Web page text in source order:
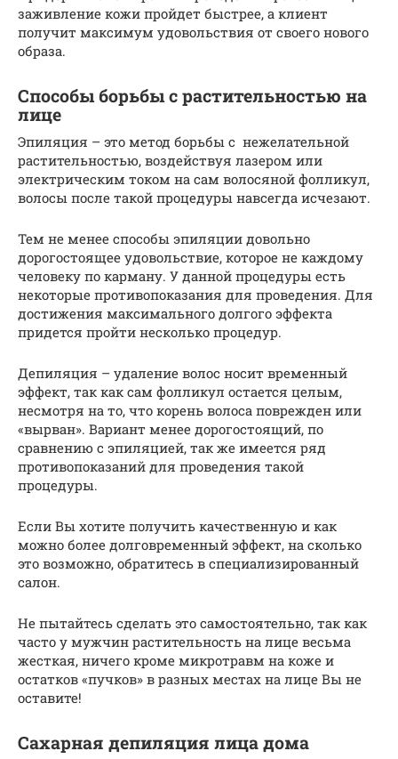
заживление кожи пройдет быстрее, а клиент
получит максимум удовольствия от своего нового
образа.
Способы борьбы с растительностью на
лице
Эпиляция – это метод борьбы с нежелательной
растительностью, воздействуя лазером или
электрическим током на сам волосяной фолликул,
волосы после такой процедуры навсегда исчезают.
Тем не менее способы эпиляции довольно
дорогостоящее удовольствие, которое не каждому
человеку по карману. У данной процедуры есть
некоторые противопоказания для проведения. Для
достижения максимального долгого эффекта
придется пройти несколько процедур.
Депиляция – удаление волос носит временный
эффект, так как сам фолликул остается целым,
несмотря на то, что корень волоса поврежден или
«вырван». Вариант менее дорогостоящий, по
сравнению с эпиляцией, так же имеется ряд
противопоказаний для проведения такой
процедуры.
Если Вы хотите получить качественную и как
можно более долговременный эффект, на сколько
это возможно, обратитесь в специализированный
салон.
Не пытайтесь сделать это самостоятельно, так как
часто у мужчин растительность на лице весьма
жесткая, ничего кроме микротравм на коже и
остатков «пучков» в разных местах на лице Вы не
оставите!
Сахарная депиляция лица дома